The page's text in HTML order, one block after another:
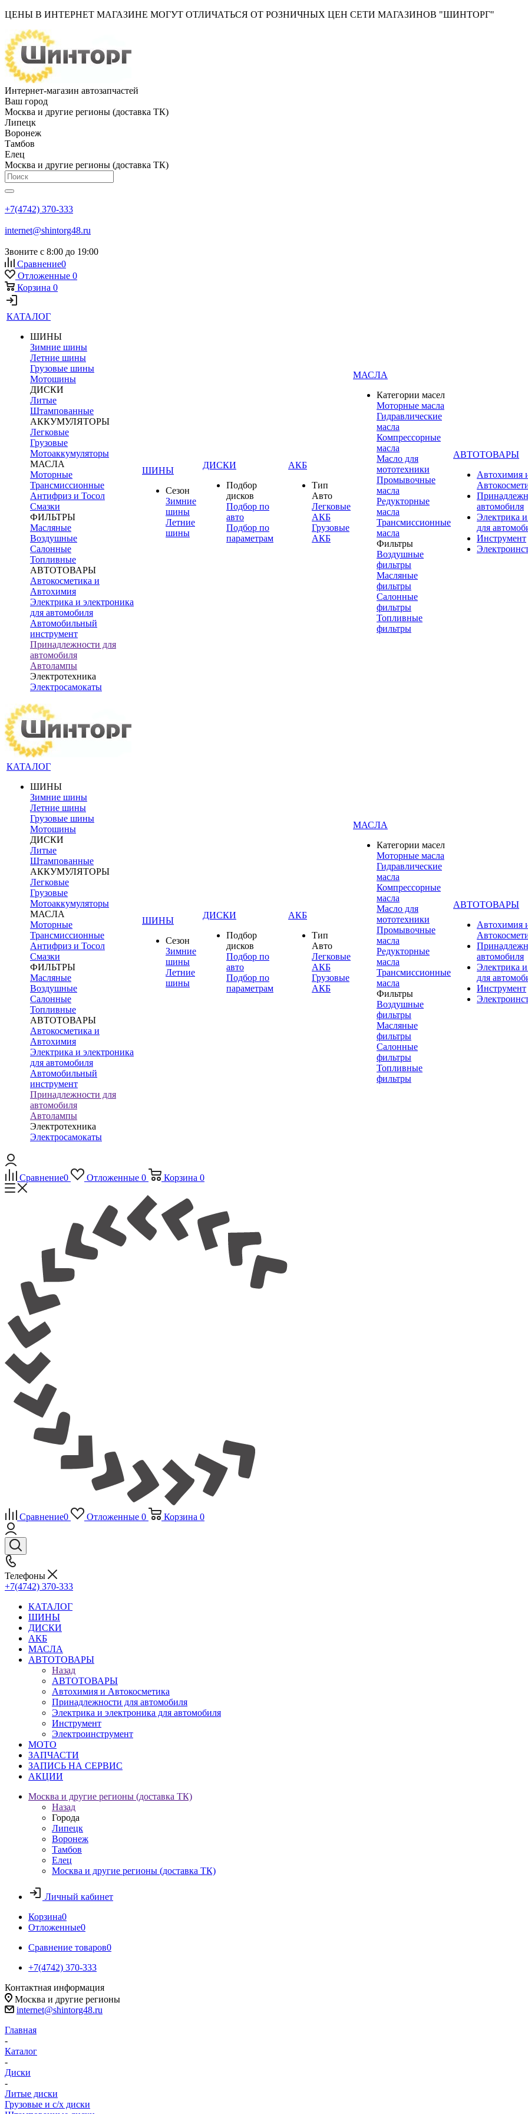
ЦЕНЫ В ИНТЕРНЕТ МАГАЗИНЕ МОГУТ ОТЛИЧАТЬСЯ ОТ РОЗНИЧНЫХ ЦЕН СЕТИ МАГАЗИНОВ "ШИНТОРГ"
Интернет-магазин автозапчастей
Ваш город
Москва и другие регионы (доставка ТК)
Липецк
Воронеж
Тамбов
Елец
Москва и другие регионы (доставка ТК)
+7(4742) 370-333
internet@shintorg48.ru
Звоните с 8:00 до 19:00
Сравнение0
Отложенные 0
Корзина 0
КАТАЛОГ
ШИНЫ
Зимние шины
Летние шины
Грузовые шины
Мотошины
ДИСКИ
Литые
Штампованные
АККУМУЛЯТОРЫ
Легковые
Грузовые
Мотоаккумуляторы
МАСЛА
Моторные
Трансмиссионные
Антифриз и Тосол
Смазки
ФИЛЬТРЫ
Масляные
Воздушные
Салонные
Топливные
АВТОТОВАРЫ
Автокосметика и
Автохимия
Электрика и электроника
для автомобиля
Автомобильный
инструмент
Принадлежности для
автомобиля
Автолампы
Электротехника
Электросамокаты
ШИНЫ
Сезон
Зимние
шины
Летние
шины
ДИСКИ
Подбор
дисков
Подбор по
авто
Подбор по
параметрам
АКБ
Тип
Авто
Легковые
АКБ
Грузовые
АКБ
МАСЛА
Категории масел
Моторные масла
Гидравлические
масла
Компрессорные
масла
Масло для
мототехники
Промывочные
масла
Редукторные
масла
Трансмиссионные
масла
Фильтры
Воздушные
фильтры
Масляные
фильтры
Салонные
фильтры
Топливные
фильтры
АВТОТОВАРЫ
Автохимия
автомобиля
Электрика
для
Инструмент
КАТАЛОГ
ШИНЫ
Зимние шины
Летние шины
Грузовые шины
Мотошины
ДИСКИ
Литые
Штампованные
АККУМУЛЯТОРЫ
Легковые
Грузовые
Мотоаккумуляторы
МАСЛА
Моторные
Трансмиссионные
Антифриз и Тосол
Смазки
ФИЛЬТРЫ
Масляные
Воздушные
Салонные
Топливные
АВТОТОВАРЫ
Автокосметика и
Автохимия
Электрика и электроника
для автомобиля
Автомобильный
инструмент
Принадлежности для
автомобиля
Автолампы
Электротехника
Электросамокаты
ШИНЫ
Сезон
Зимние
шины
Летние
шины
ДИСКИ
Подбор
дисков
Подбор по
авто
Подбор по
параметрам
АКБ
Тип
Авто
Легковые
АКБ
Грузовые
АКБ
МАСЛА
Категории масел
Моторные масла
Гидравлические
масла
Компрессорные
масла
Масло для
мототехники
Промывочные
масла
Редукторные
масла
Трансмиссионные
масла
Фильтры
Воздушные
фильтры
Масляные
фильтры
Салонные
фильтры
Топливные
фильтры
АВТОТОВАРЫ
Автохимия
автомобиля
Электрика
для
Инструмент
Сравнение0 Отложенные 0 Корзина 0
Сравнение0 Отложенные 0 Корзина 0
Телефоны
+7(4742) 370-333
КАТАЛОГ
ШИНЫ
ДИСКИ
АКБ
МАСЛА
АВТОТОВАРЫ
Назад
АВТОТОВАРЫ
Автохимия и Автокосметика
Принадлежности для автомобиля
Электрика и электроника для автомобиля
Инструмент
Электроинструмент
МОТО
ЗАПЧАСТИ
ЗАПИСЬ НА СЕРВИС
АКЦИИ
Москва и другие регионы (доставка ТК)
Назад
Города
Липецк
Воронеж
Тамбов
Елец
Москва и другие регионы (доставка ТК)
Личный кабинет
Корзина0
Отложенные0
Сравнение товаров0
+7(4742) 370-333
Контактная информация
Москва и другие регионы
internet@shintorg48.ru
Главная
-
Каталог
-
Диски
-
Литые диски
Грузовые и с/х диски